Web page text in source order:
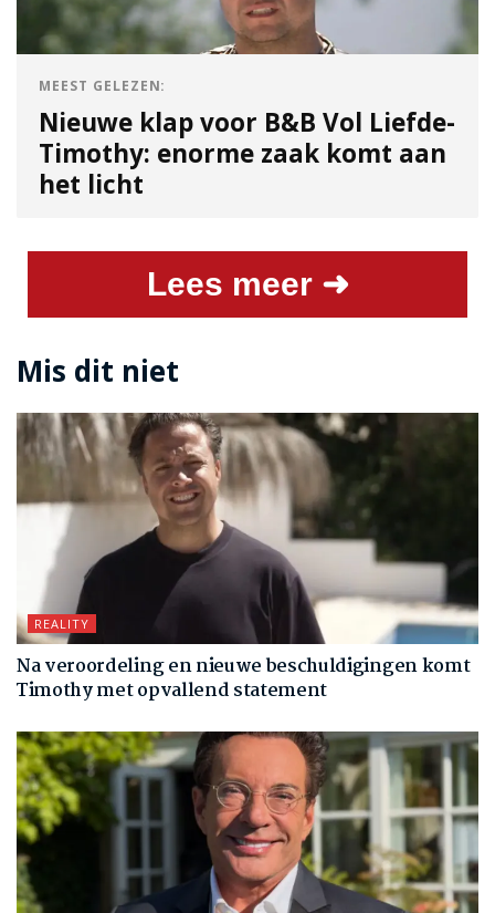
MEEST GELEZEN:
Nieuwe klap voor B&B Vol Liefde-
Timothy: enorme zaak komt aan
het licht
Lees meer ➜
Mis dit niet
REALITY
Na veroordeling en nieuwe beschuldigingen komt
Timothy met opvallend statement